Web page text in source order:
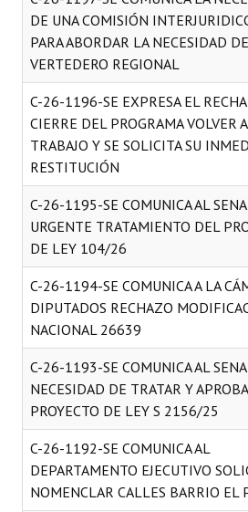
DE UNA COMISIÓN
PARA ABORDAR LA NECESIDAD
VERTEDERO REGIONAL
C-26-1196-SE EXPRESA EL
CIERRE DEL PROGRAMA VOLVER
TRABAJO Y SE SOLICITA SU
RESTITUCIÓN
C-26-1195-SE COMUNICA AL
URGENTE TRATAMIENTO DEL
DE LEY 104/26
C-26-1194-SE COMUNICA A LA
DIPUTADOS RECHAZO
NACIONAL 26639
C-26-1193-SE COMUNICA AL
NECESIDAD DE TRATAR Y
PROYECTO DE LEY S 2156/25
C-26-1192-SE COMUNICA AL
DEPARTAMENTO EJECUTIVO
NOMENCLAR CALLES BARRIO EL